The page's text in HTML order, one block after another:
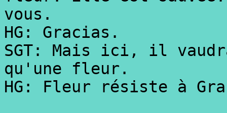
vous.
HG: Gracias.
SGT: Mais ici, il
qu'une fleur.
HG: Fleur résiste à